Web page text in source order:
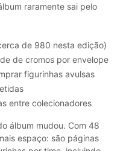
raramente sai pelo
de 980 nesta edição)
de cromos por envelope
figurinhas avulsas
entre colecionadores
álbum mudou. Com 48
espaço: são páginas